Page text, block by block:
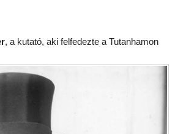
, a kutató, aki felfedezte a Tutanhamon